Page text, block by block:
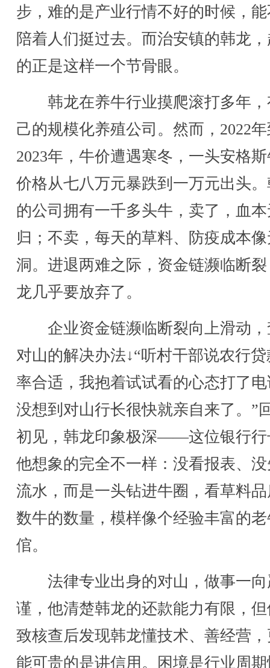
步，难的是产业行情不好的时候，
陪着人们挺过去。而治安镇的韩龙
的正是这样一个节骨眼。
韩龙在养牛行业摸爬滚打多年，
己的规模化养殖公司。然而，2022
2023年，牛价遭遇寒冬，一头安格
价格从七八万元暴跌到一万元出头
的公司拥有一千多头牛，卖了，血
归；不卖，每天的草料、防疫成本
洞。进退两难之际，资金链濒临断
龙几乎要放弃了。
企业资金链濒临断裂向上滑动，
对山的解决办法↓“听村干部说农行
率合适，我抱着试试看的心态打了
没想到对山行长很快就亲自来了。”
初见，韩龙印象极深——这位银行行
他想象的完全不一样：没看报表、
流水，而是一头钻进牛圈，看草料
数牛的数量，模样像个经验丰富的
倌。
法律专业出身的对山，做事一向
谨，他清楚韩龙的还款能力有限，
致核查后发现韩龙懂技术、善经营
能可贵的是讲信用。困境是行业周